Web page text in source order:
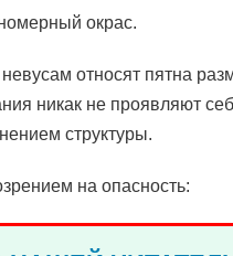
окрас.
относят пятна
никак не проявляют
структуры.
на опасность: